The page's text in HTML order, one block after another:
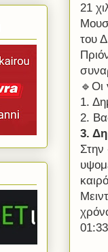
21
του
🔹Οι
1.
2.
3.